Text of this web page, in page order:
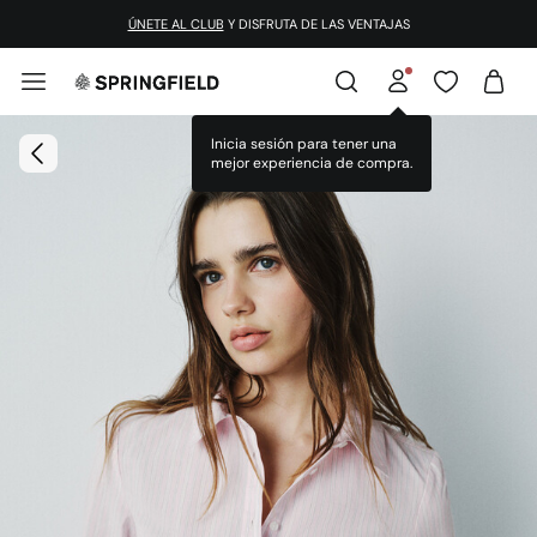
ÚNETE AL CLUB Y DISFRUTA DE LAS VENTAJAS
Inicia sesión para tener una
mejor experiencia de compra.